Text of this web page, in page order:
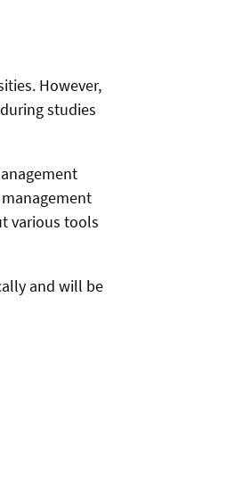
However,
studies
various tools
and will be